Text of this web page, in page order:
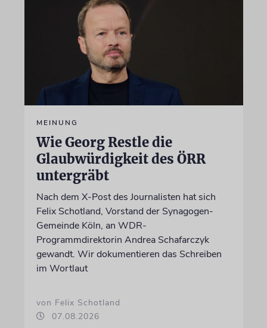
MEINUNG
Wie Georg Restle die
Glaubwürdigkeit des ÖRR
untergräbt
Nach dem X-Post des Journalisten hat sich
Felix Schotland, Vorstand der Synagogen-
Gemeinde Köln, an WDR-
Programmdirektorin Andrea Schafarczyk
gewandt. Wir dokumentieren das Schreiben
im Wortlaut
von Felix Schotland
07.08.2026